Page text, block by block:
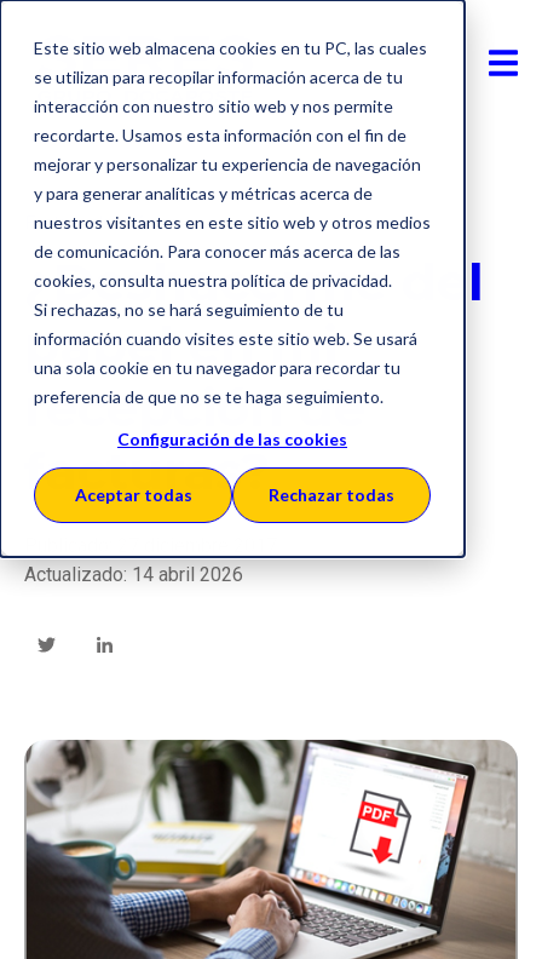
Este sitio web almacena cookies en tu PC, las cuales
se utilizan para recopilar información acerca de tu
interacción con nuestro sitio web y nos permite
recordarte. Usamos esta información con el fin de
mejorar y personalizar tu experiencia de navegación
y para generar analíticas y métricas acerca de
nuestros visitantes en este sitio web y otros medios
de comunicación. Para conocer más acerca de las
cookies, consulta nuestra política de privacidad.
Si rechazas, no se hará seguimiento de tu
información cuando visites este sitio web. Se usará
una sola cookie en tu navegador para recordar tu
preferencia de que no se te haga seguimiento.
Configuración de las cookies
Aceptar todas Rechazar todas
Factura electrónica
¿Deshacerme del
papel en mi
recepción de
facturas?
Actualizado: 14 abril 2026